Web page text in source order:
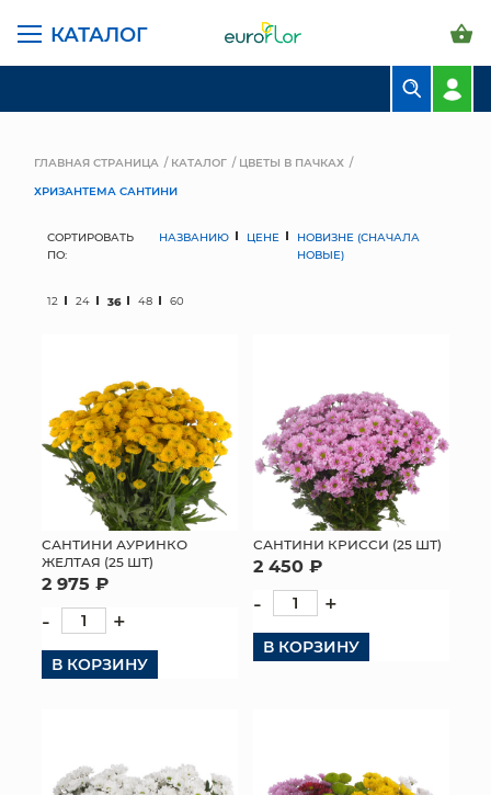
КАТАЛОГ
СВАДЕБНАЯ ФЛОРИСТИКА
ГРУНТЫ И УДОБРЕНИЯ
ПРЕДМЕТЫ ИНТЕРЬЕРА
МЯГКИЕ ИГРУШКИ
КОРЗИНЫ
ПАКЕТЫ И СУМКИ
ГЛАВНАЯ СТРАНИЦА КАТАЛОГ
ЦВЕТЫ В ПАЧКАХ
ХРИЗАНТЕМА САНТИНИ
СОРТИРОВАТЬ
ПО:
НАЗВАНИЮ ЦЕНЕ
НОВИЗНЕ (СНАЧАЛА
НОВЫЕ)
12 24 36 48 60
САНТИНИ АУРИНКО
ЖЕЛТАЯ (25 ШТ)
2 975 ₽
- +
В КОРЗИНУ
САНТИНИ КРИССИ (25 ШТ)
2 450 ₽
- +
В КОРЗИНУ